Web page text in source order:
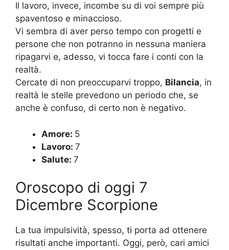
Il lavoro, invece, incombe su di voi sempre più
spaventoso e minaccioso.
Vi sembra di aver perso tempo con progetti e
persone che non potranno in nessuna maniera
ripagarvi e, adesso, vi tocca fare i conti con la
realtà.
Cercate di non preoccuparvi troppo, Bilancia, in
realtà le stelle prevedono un periodo che, se
anche è confuso, di certo non è negativo.
Amore: 5
Lavoro: 7
Salute: 7
Oroscopo di oggi 7
Dicembre Scorpione
La tua impulsività, spesso, ti porta ad ottenere
risultati anche importanti. Oggi, però, cari amici